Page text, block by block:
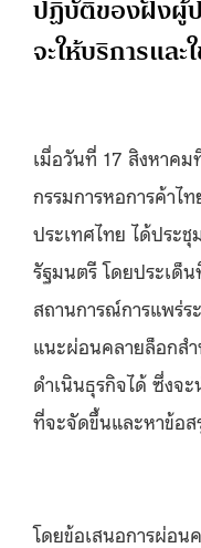
ปฏิบัติของฝั่งผู้
จะให้บริการและ
เมื่อวันที่ 17 สิงหาค
กรรมการหอการค้าไ
ประเทศไทย ได้ประ
รัฐมนตรี โดยประเด็
สถานการณ์การแพร่
แนะผ่อนคลายล็อกส
ดำเนินธุรกิจได้ ซึ่งจะ
ที่จะจัดขึ้นและหาข้อส
โดยข้อเสนอการผ่อน